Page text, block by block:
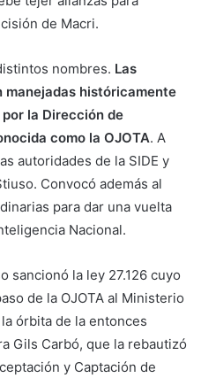
de Macri.
nombres. Las
históricamente
la Dirección de
como la OJOTA. A
autoridades de la SIDE y
Convocó además al
para dar una vuelta
Nacional.
sancionó la ley 27.126 cuyo
de la OJOTA al Ministerio
órbita de la entonces
Gils Carbó, que la rebautizó
y Captación de